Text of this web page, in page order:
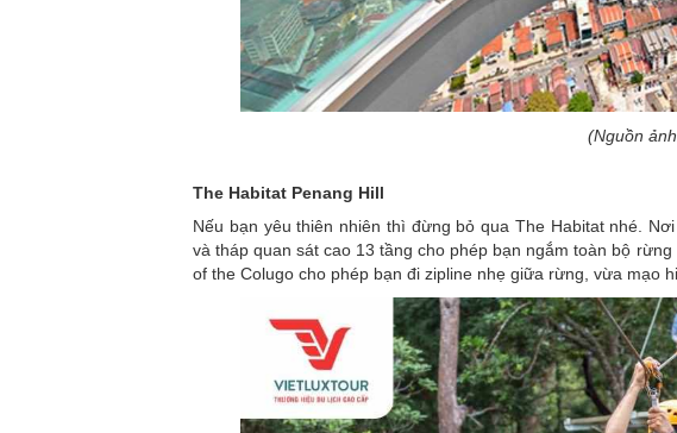
(Nguồn
The Habitat Penang Hill
Nếu bạn yêu thiên nhiên thì đừng bỏ qua The Habitat nhé.
và tháp quan sát cao 13 tầng cho phép bạn ngắm toàn bộ
of the Colugo cho phép bạn đi zipline nhẹ giữa rừng, vừa mạo